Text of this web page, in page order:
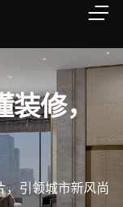
装修，
，引领城市新风尚